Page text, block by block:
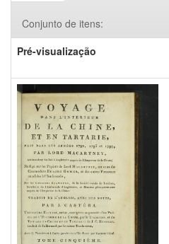
Conjunto de itens:
Pré-visualização